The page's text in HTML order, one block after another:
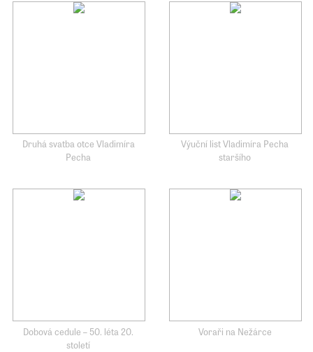
Druhá svatba otce Vladimíra
Pecha
Výuční list Vladimíra Pecha
staršího
Dobová cedule – 50. léta 20.
století
Voraři na Nežárce